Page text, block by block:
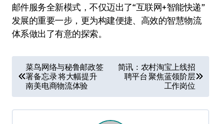
邮件服务全新模式，不仅迈出了“互联网+智能快递”
发展的重要一步，更为构建便捷、高效的智慧物流
体系做出了有意的探索。
章
导
航
菜鸟网络与秘鲁邮政签
署备忘录 将大幅提升
南美电商物流体验
简讯：农村淘宝上线招
聘平台 聚焦蓝领阶层
工作岗位